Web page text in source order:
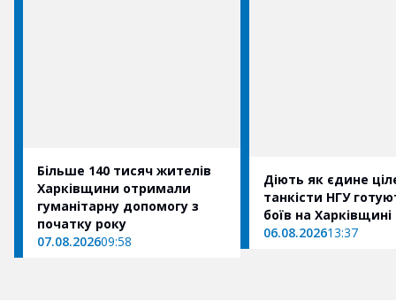
Більше 140 тисяч жителів
Харківщини отримали
гуманітарну допомогу з
початку року
07.08.202609:58
Діють як єдине
танкісти НГУ
боїв на Харківщині
06.08.202613:37